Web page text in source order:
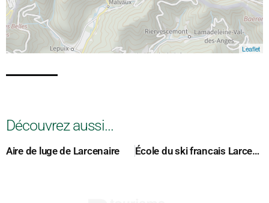
Leaflet
Découvrez aussi...
Aire de luge de Larcenaire École du ski francais Larcenaire